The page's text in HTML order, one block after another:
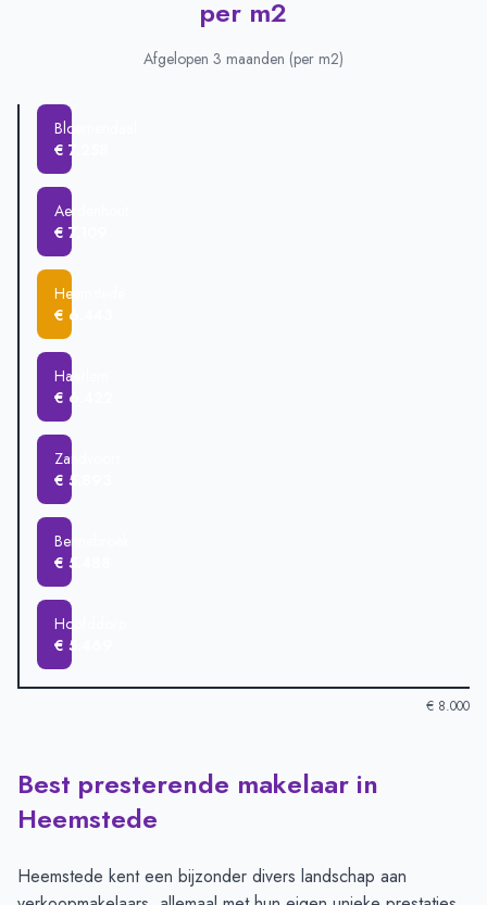
€ 1.316.500
€ 953.013
Bennebroek
Hoofddorp
Haarlem
Zandvoort
per m2
Afgelopen 3 maanden (per m2)
Bloemendaal
€ 7.258
Aerdenhout
€ 7.109
Heemstede
€ 6.443
Haarlem
€ 6.422
Zandvoort
€ 5.893
Bennebroek
€ 5.488
Hoofddorp
€ 5.469
€ 8.000
Verkoopprijzen in andere plaatsen per m2-Afgelopen 3
Plaats
Bloemendaal
Aerdenhout
€ 7.109
Heemstede
€ 6.443
Best presterende makelaar in
Heemstede
Heemstede kent een bijzonder divers landschap aan